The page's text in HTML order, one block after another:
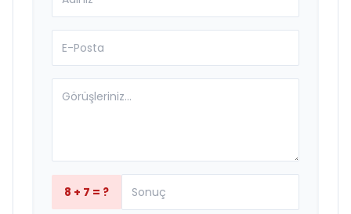
8 + 7 = ?